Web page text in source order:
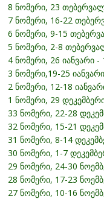
8 ნომერი, 23
7 ნომერი, 16-22
6 ნომერი, 9-15
5 ნომერი, 2-8
4 ნომერი, 26 იანვარი
3 ნომერი,19-25
2 ნომერი, 12-18
1 ნომერი, 29
33 ნომერი, 22-28
32 ნომერი, 15-21
31 ნომერი, 8-14
30 ნომერი, 1-7
29 ნომერი, 24-30
28 ნომერი, 17-23
27 ნომერი, 10-16